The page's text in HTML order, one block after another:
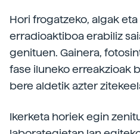
Hori frogatzeko, algak
erradioaktiboa erabiliz
genituen. Gainera,
fase iluneko erreakzioak
bere aldetik azter
Ikerketa horiek egin